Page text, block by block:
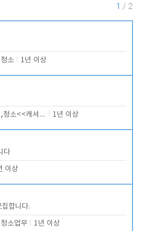
1 / 2
소 1년 이상
베팅.,청소<<캐셔 모셔봅니다. 1년 이상
다
이상
합니다.
소업무 1년 이상